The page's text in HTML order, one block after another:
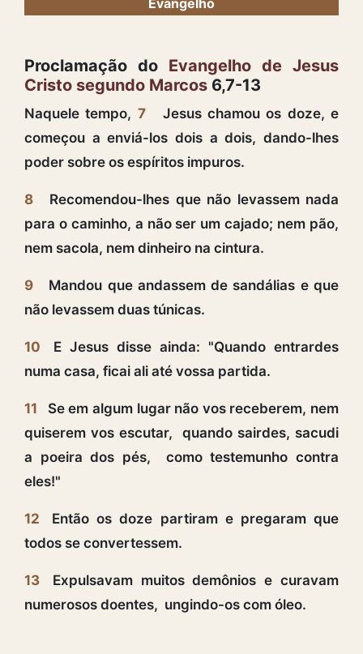
Proclamação do Evangelho de Jesus
Cristo segundo Marcos 6,7-13
Naquele tempo, 7
Jesus chamou os doze, e
começou a enviá-los dois a dois, dando-lhes
poder sobre os espíritos impuros.
8
Recomendou-lhes que não levassem nada
para o caminho, a não ser um cajado; nem pão,
nem sacola, nem dinheiro na cintura.
9
Mandou que andassem de sandálias e que
não levassem duas túnicas.
10
E Jesus disse ainda: "Quando entrardes
numa casa, ficai ali até vossa partida.
11
Se em algum lugar não vos receberem, nem
quiserem vos escutar, quando sairdes, sacudi
a poeira dos pés, como testemunho contra
eles!"
12
Então os doze partiram e pregaram que
todos se convertessem.
13
Expulsavam muitos demônios e curavam
numerosos doentes, ungindo-os com óleo.